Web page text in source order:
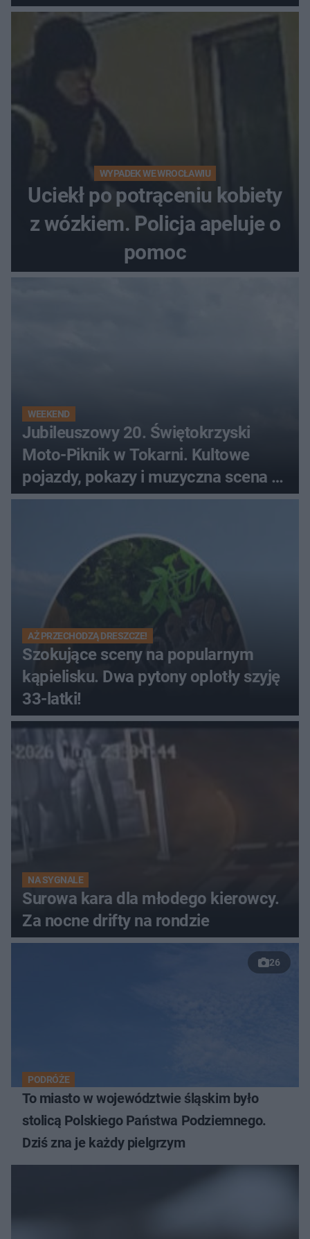
WYPADEK WE WROCŁAWIU
Uciekł po potrąceniu kobiety
z wózkiem. Policja apeluje o
pomoc
WEEKEND
Jubileuszowy 20. Świętokrzyski
Moto-Piknik w Tokarni. Kultowe
pojazdy, pokazy i muzyczna scena w
Muzeum Wsi Kieleckiej
AŻ PRZECHODZĄ DRESZCZE!
Szokujące sceny na popularnym
kąpielisku. Dwa pytony oplotły szyję
33-latki!
NA SYGNALE
Surowa kara dla młodego kierowcy.
Za nocne drifty na rondzie
26
PODRÓŻE
To miasto w województwie śląskim było
stolicą Polskiego Państwa Podziemnego.
Dziś zna je każdy pielgrzym